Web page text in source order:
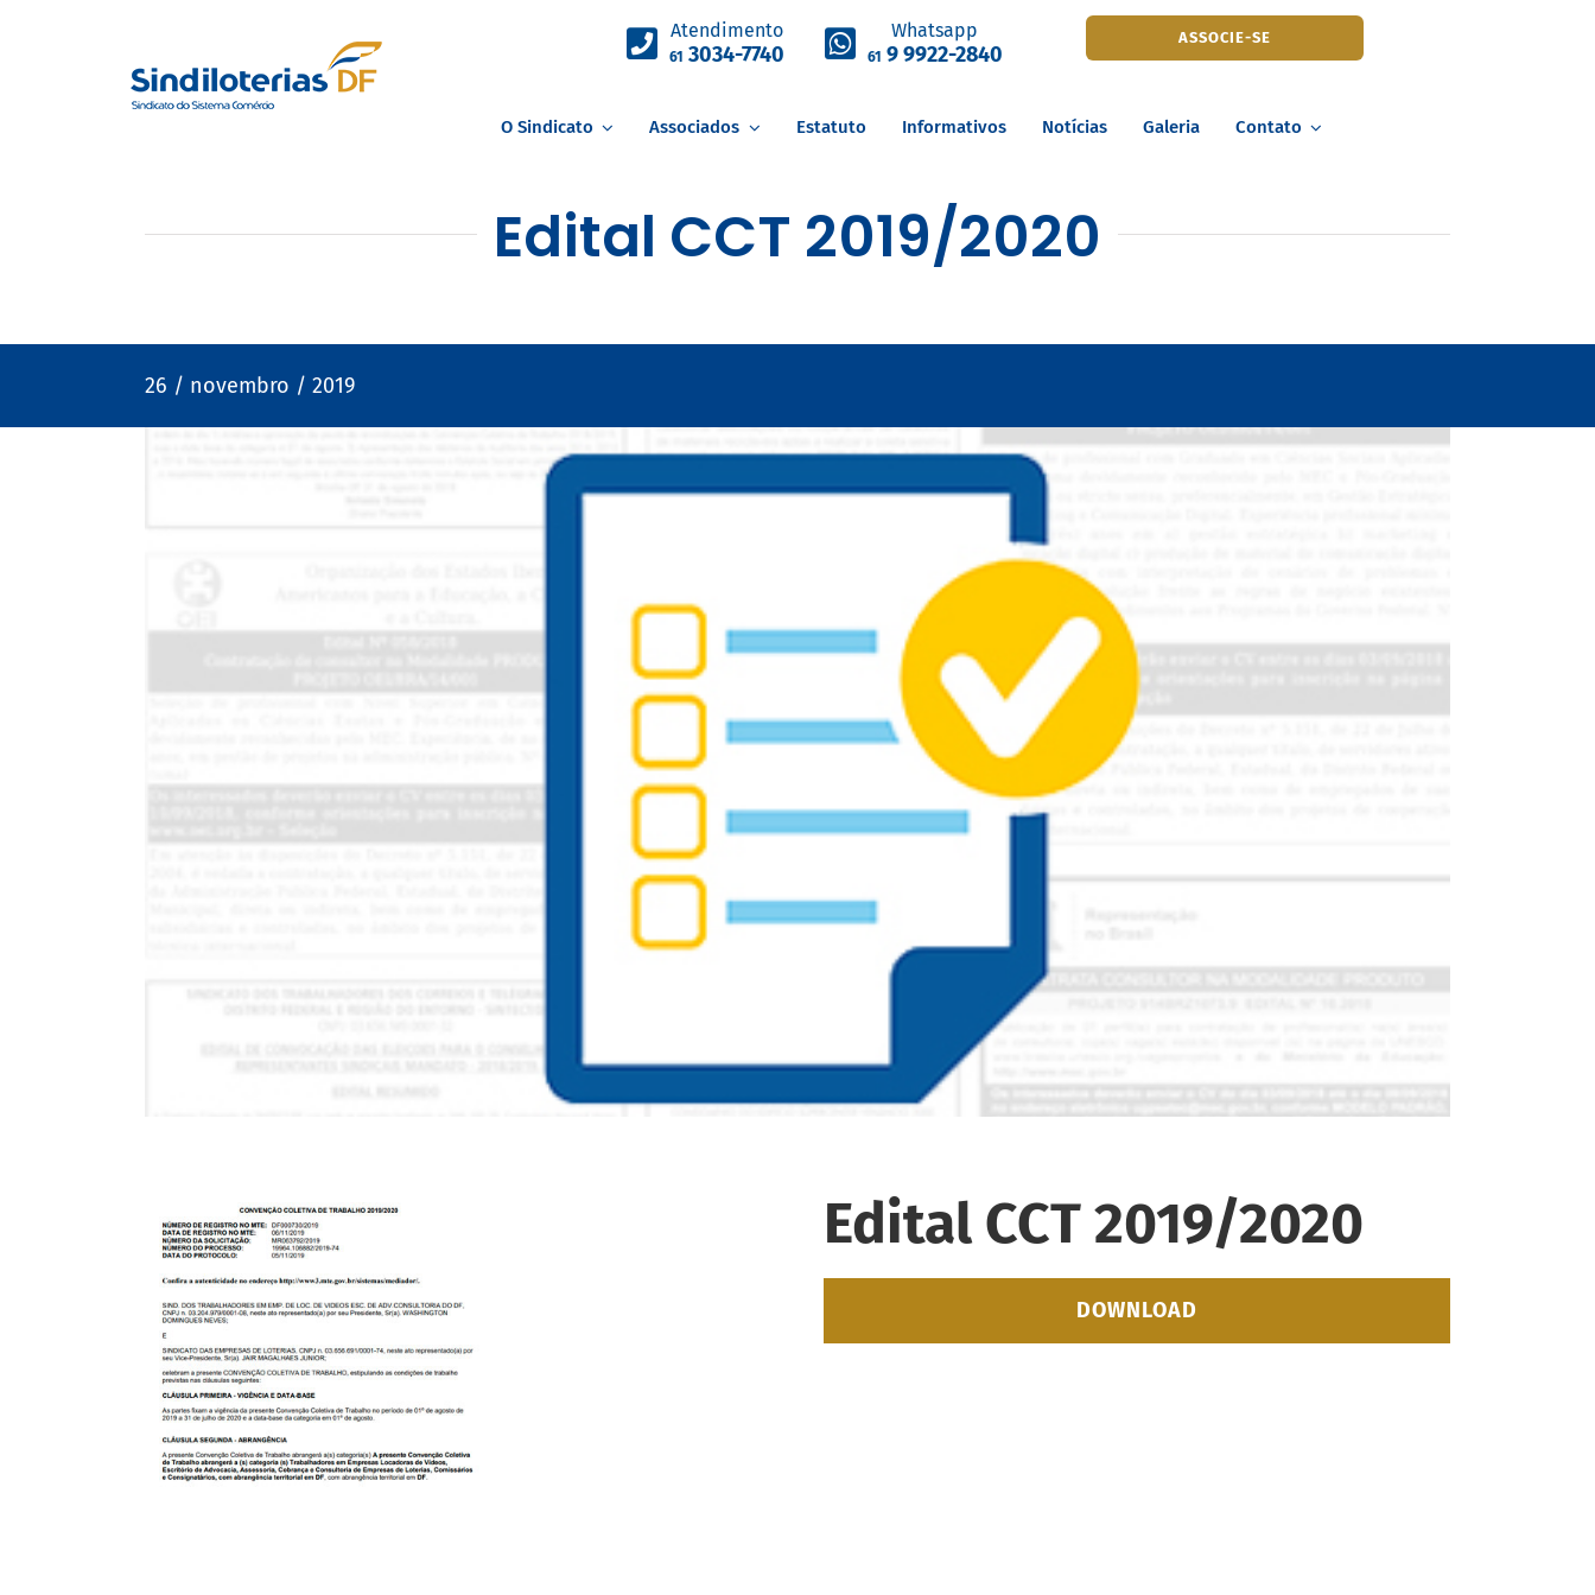
Atendimento
61 3034-7740
Whatsapp
61 9 9922-2840
ASSOCIE-SE
O Sindicato Associados Estatuto Informativos Notícias Galeria Contato
Edital CCT 2019/2020
26 / novembro / 2019
Edital CCT 2019/2020
DOWNLOAD